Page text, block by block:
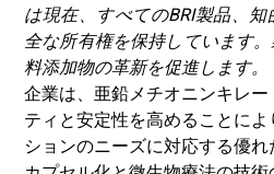
は現在、すべてのBRI製品、
全な所有権を保持しています
料添加物の革新を促進します。
企業は、亜鉛メチオニンキレー
ティと安定性を高めることに
ションのニーズに対応する優れ